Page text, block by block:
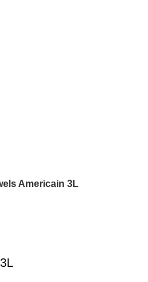
Americain 3L